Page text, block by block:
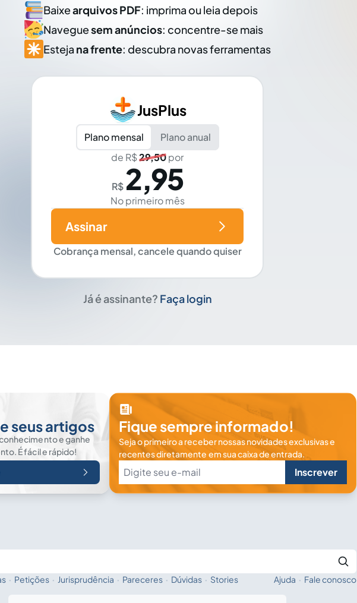
Baixearquivos PDF: imprima ou leia depois
Naveguesem anúncios: concentre-se mais
Esteja na frente: descubra novas ferramentas
JusPlus
Plano mensal
Plano anual
de R$29,50por
R$ 2,95
No primeiro mês
Cobrança mensal, cancele quando quiser
Assinar
Já é assinante? Faça login
seus artigos
e ganhe
É fácil e rápido!
Fique sempre informado!
Seja o primeiro a receber nossas novidades exclusivas e
recentes diretamente em sua caixa de entrada.
Inscrever
· Petições · Jurisprudência · Pareceres · Dúvidas · Stories Ajuda · Fale conosco